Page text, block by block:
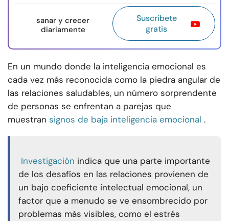
sanar y crecer
diariamente
Suscríbete
gratis
En un mundo donde la inteligencia emocional es
cada vez más reconocida como la piedra angular de
las relaciones saludables, un número sorprendente
de personas se enfrentan a parejas que
muestran signos de baja inteligencia emocional .
Investigación indica que una parte importante
de los desafíos en las relaciones provienen de
un bajo coeficiente intelectual emocional, un
factor que a menudo se ve ensombrecido por
problemas más visibles, como el estrés